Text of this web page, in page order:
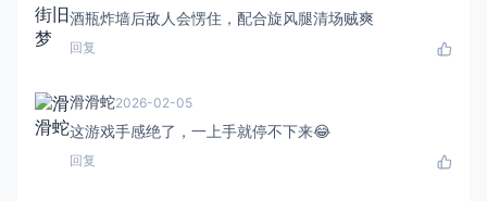
酒瓶炸墙后敌人会愣住，配合旋风腿清场贼爽
回复
滑滑蛇2026-02-05
这游戏手感绝了，一上手就停不下来😂
回复